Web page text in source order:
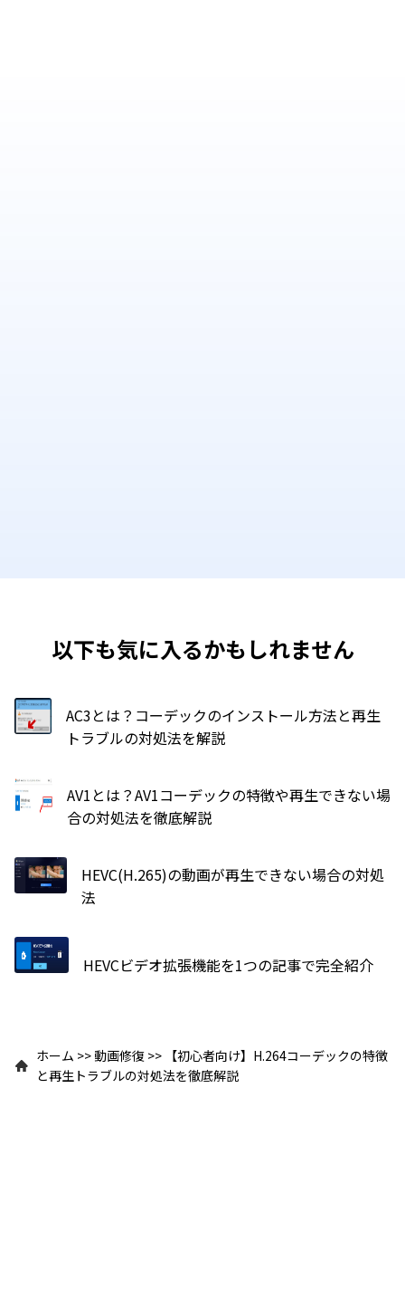
以下も気に入るかもしれません
AC3とは？コーデックのインストール方法と再生
トラブルの対処法を解説
AV1とは？AV1コーデックの特徴や再生できない場
合の対処法を徹底解説
HEVC(H.265)の動画が再生できない場合の対処
法
HEVCビデオ拡張機能を1つの記事で完全紹介
ホーム >> 動画修復 >> 【初心者向け】H.264コーデックの特徴
と再生トラブルの対処法を徹底解説